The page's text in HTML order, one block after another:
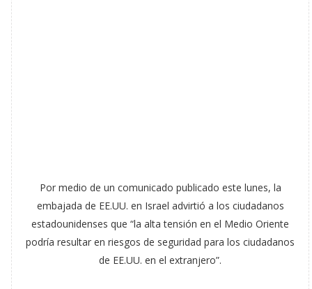
Por medio de un comunicado publicado este lunes, la
embajada de EE.UU. en Israel advirtió a los ciudadanos
estadounidenses que “la alta tensión en el Medio Oriente
podría resultar en riesgos de seguridad para los ciudadanos
de EE.UU. en el extranjero”.